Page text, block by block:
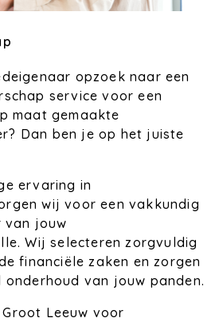
opzoek naar een
service voor een
maat gemaakte
Dan ben je op het juiste
ervaring in
wij voor een vakkundig
van jouw
Wij selecteren zorgvuldig
financiële zaken en zorgen
van jouw panden.
Leeuw voor